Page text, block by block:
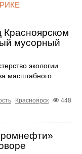
Красноярском
мусорный
экологии
масштабного
Красноярск
448